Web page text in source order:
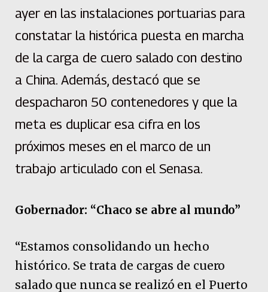
ayer en las instalaciones portuarias para
constatar la histórica puesta en marcha
de la carga de cuero salado con destino
a China. Además, destacó que se
despacharon 50 contenedores y que la
meta es duplicar esa cifra en los
próximos meses en el marco de un
trabajo articulado con el Senasa.
Gobernador: “Chaco se abre al mundo”
“Estamos consolidando un hecho
histórico. Se trata de cargas de cuero
salado que nunca se realizó en el Puerto